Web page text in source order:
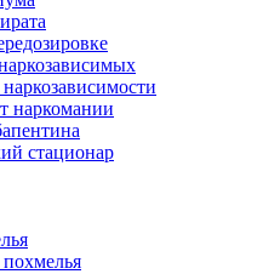
наркомании
стационар